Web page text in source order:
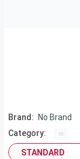
Brand:
No Brand
Category:
STANDARD